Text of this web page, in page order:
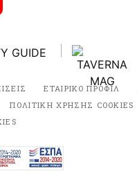
ΕΤΑΙΡΙΚΟ ΠΡΟΦΙΛ
ΠΟΛΙΤΙΚΗ ΧΡΗΣΗΣ COOKIES